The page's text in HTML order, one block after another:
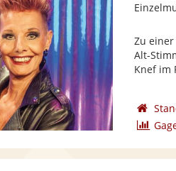
Zu
Alt-
Knef im